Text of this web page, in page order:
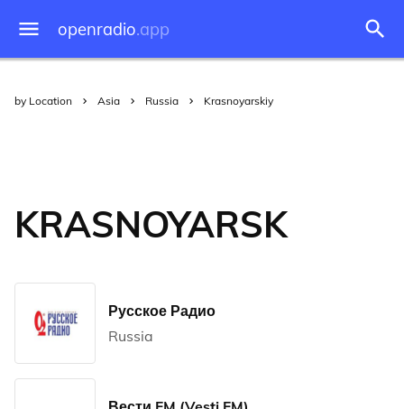
openradio.app
by Location Asia Russia Krasnoyarskiy
KRASNOYARSK
Русское Радио
Russia